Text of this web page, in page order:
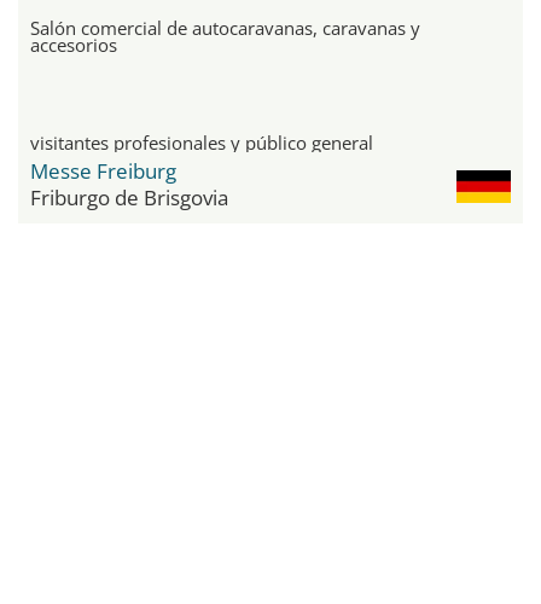
Salón comercial de autocaravanas, caravanas y
accesorios
visitantes profesionales y público general
Messe Freiburg
Friburgo de Brisgovia